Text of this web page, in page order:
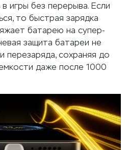
игры без перерыва. Если
то быстрая зарядка
батарею на супер-
защита батареи не
перезаряда, сохраняя до
даже после 1000